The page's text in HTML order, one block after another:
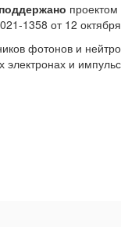
1358 от 12
фотонов и
и